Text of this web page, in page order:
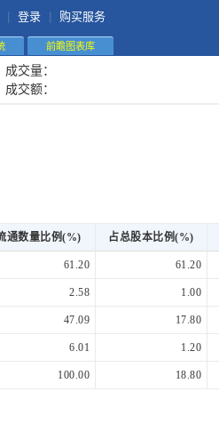
登录 购买服务
前瞻图表库
成交量：
成交额：
通数量比例(%) 占总股本比例(%)
61.20 61.20
2.58 1.00
47.09 17.80
6.01 1.20
100.00 18.80